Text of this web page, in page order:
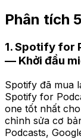
Phân tích
1. Spotify for
— Khởi đầu
Spotify đã mua
Spotify for
one tốt nhất
chỉnh sửa cơ
Podcasts,